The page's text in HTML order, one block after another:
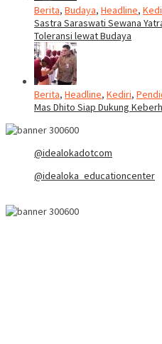
Berita, Budaya, Headline,
Sastra Saraswati Sewana
Toleransi lewat Budaya
Berita, Headline, Kediri,
Mas Dhito Siap Dukung
@idealokadotcom
@idealoka_educationcenter